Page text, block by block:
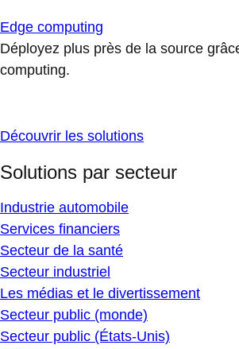
Edge computing
Déployez plus près de la source
computing.
Découvrir les solutions
Solutions par secteur
Industrie automobile
Services financiers
Secteur de la santé
Secteur industriel
Les médias et le divertissement
Secteur public (monde)
Secteur public (États-Unis)